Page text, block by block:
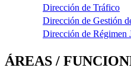
Dirección de Tráfico
Dirección de Gestión
Dirección de Régimen
ÁREAS /